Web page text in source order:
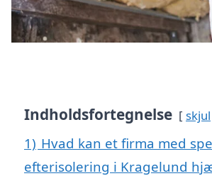
Indholdsfortegnelse skjul
1) Hvad kan et firma med
efterisolering i Kragelund